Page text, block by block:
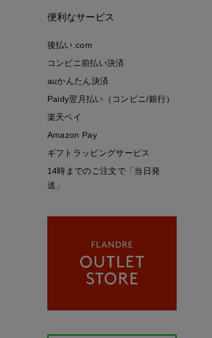
便利なサービス
後払い.com
コンビニ前払い決済
auかんたん決済
Paidy翌月払い（コンビニ/銀行）
楽天ペイ
Amazon Pay
ギフトラッピングサービス
14時までのご注文で「当日発
送」